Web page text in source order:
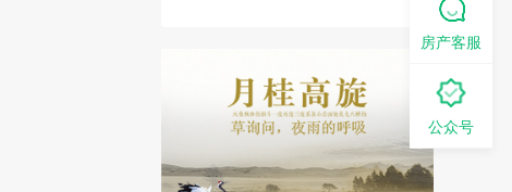
房产客服
公众号